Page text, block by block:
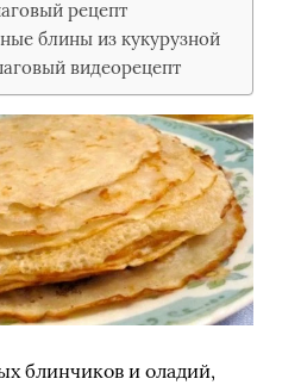
рецепт
блины из кукурузной
видеорецепт
блинчиков и оладий,